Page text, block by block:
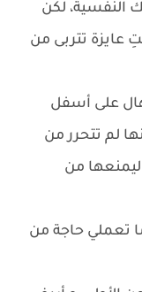
النفسية، لكن
عايزة تتربى من
على أسفل
لم تتحرر من
من
تعملي حاجة من